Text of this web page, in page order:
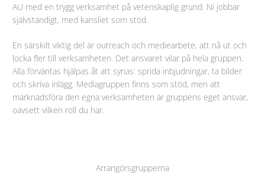
AU med en trygg verksamhet på vetenskaplig grund. Ni jobbar
självständigt, med kansliet som stöd.
En särskilt viktig del är outreach och mediearbete, att nå ut och
locka fler till verksamheten. Det ansvaret vilar på hela gruppen.
Alla förväntas hjälpas åt att synas: sprida inbjudningar, ta bilder
och skriva inlägg. Mediagruppen finns som stöd, men att
marknadsföra den egna verksamheten är gruppens eget ansvar,
oavsett vilken roll du har.
Arrangörsgrupperna